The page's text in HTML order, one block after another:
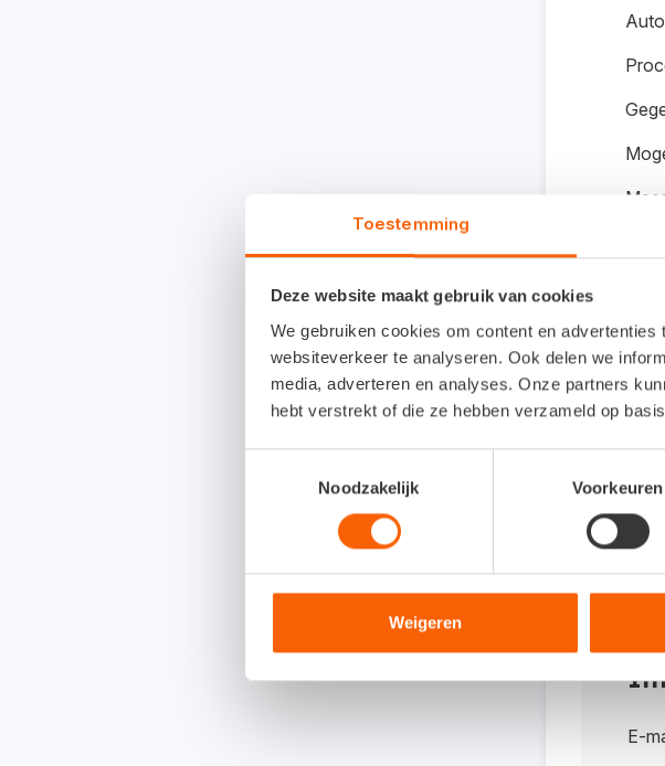
Toestemming
Deze website maakt gebruik van cookies
We gebruiken cookies om content en
websiteverkeer te analyseren. Ook delen we
media, adverteren en analyses. Onze partners
hebt verstrekt of die ze hebben verzameld op
Noodzakelijk
Voorkeuren
Weigeren
Aan de
al
E-